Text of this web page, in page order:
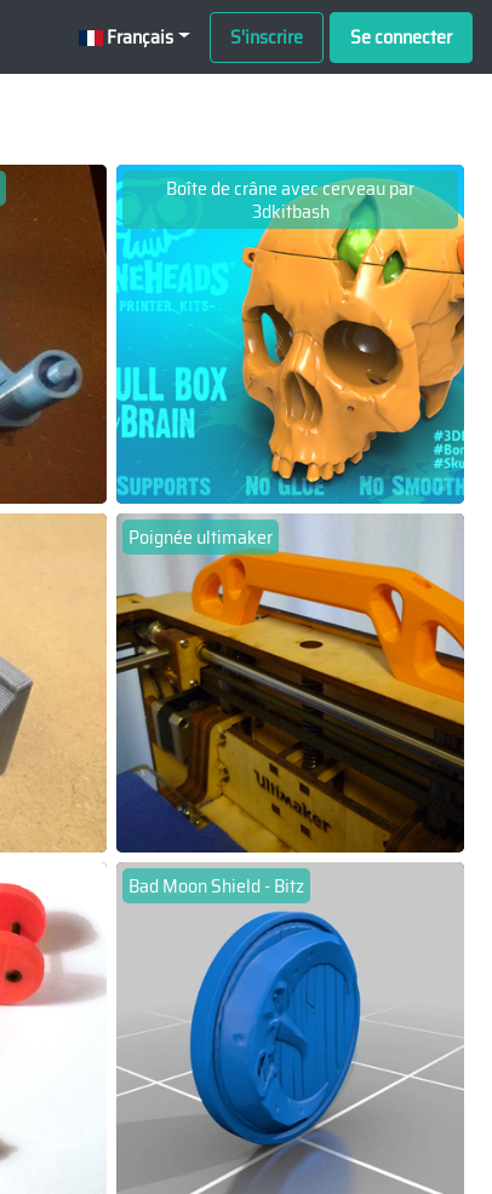
Français S'inscrire Se connecter
Boîte de crâne avec cerveau par
3dkitbash
Poignée ultimaker
Bad Moon Shield - Bitz